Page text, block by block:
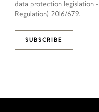
data protection legislation
Regulation) 2016/679.
SUBSCRIBE